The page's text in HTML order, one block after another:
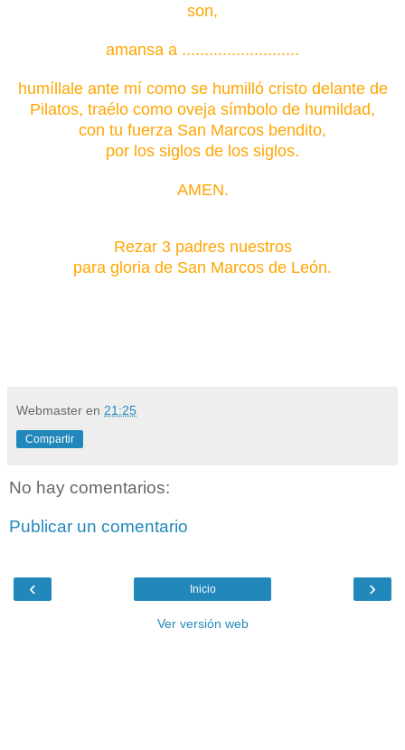
son,
amansa a ..........................
humíllale ante mí como se humilló cristo delante de
Pilatos, traélo como oveja símbolo de humildad,
con tu fuerza San Marcos bendito,
por los siglos de los siglos.
AMEN.
Rezar 3 padres nuestros
para gloria de San Marcos de León.
Webmaster en 21:25
Compartir
No hay comentarios:
Publicar un comentario
‹ ›
Inicio
Ver versión web